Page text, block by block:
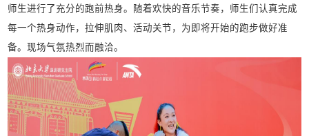
师生进行了充分的跑前热身。随着欢快的音乐节奏，师生们认真完成
每一个热身动作，拉伸肌肉、活动关节，为即将开始的跑步做好准
备。现场气氛热烈而融洽。